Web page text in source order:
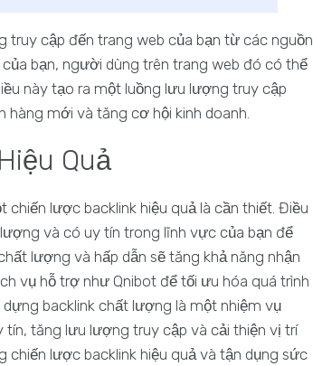
truy cập đến trang web của bạn từ các nguồn
bạn, người dùng trên trang web đó có thể
này tạo ra một luồng lưu lượng truy cập
mới và tăng cơ hội kinh doanh.
Quả
lược backlink hiệu quả là cần thiết. Điều
và có uy tín trong lĩnh vực của bạn để
lượng và hấp dẫn sẽ tăng khả năng nhận
vụ hỗ trợ như Qnibot để tối ưu hóa quá trình
backlink chất lượng là một nhiệm vụ
tín, tăng lưu lượng truy cập và cải thiện vị trí
lược backlink hiệu quả và tận dụng sức